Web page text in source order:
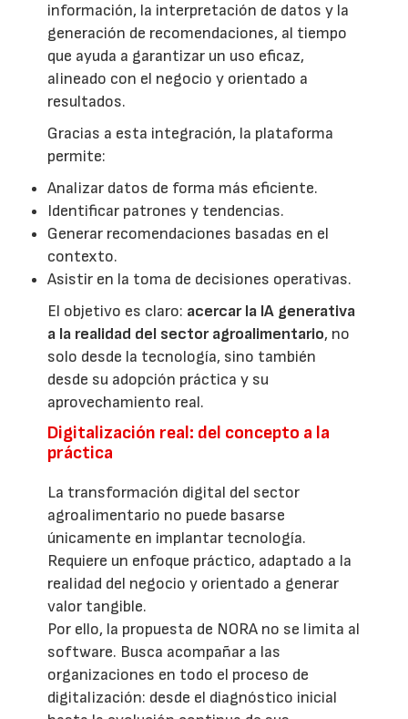
información, la interpretación de datos y la
generación de recomendaciones, al tiempo
que ayuda a garantizar un uso eficaz,
alineado con el negocio y orientado a
resultados.
Gracias a esta integración, la plataforma
permite:
Analizar datos de forma más eficiente.
Identificar patrones y tendencias.
Generar recomendaciones basadas en el
contexto.
Asistir en la toma de decisiones operativas.
El objetivo es claro: acercar la IA generativa
a la realidad del sector agroalimentario, no
solo desde la tecnología, sino también
desde su adopción práctica y su
aprovechamiento real.
Digitalización real: del concepto a la
práctica
La transformación digital del sector
agroalimentario no puede basarse
únicamente en implantar tecnología.
Requiere un enfoque práctico, adaptado a la
realidad del negocio y orientado a generar
valor tangible.
Por ello, la propuesta de NORA no se limita al
software. Busca acompañar a las
organizaciones en todo el proceso de
digitalización: desde el diagnóstico inicial